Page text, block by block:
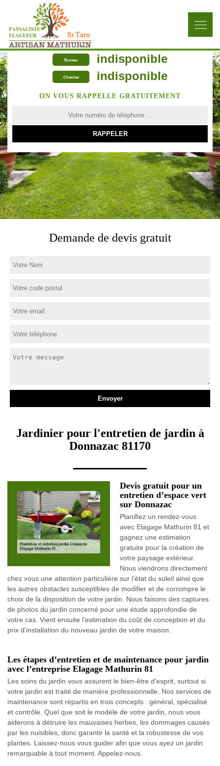
Bureau indisponible
Chantier indisponible
ON VOUS RAPPELLE GRATUITEMENT
Demande de devis gratuit
Jardinier pour l'entretien de jardin à
Donnazac 81170
Devis gratuit pour un
entretien d’espace vert
sur Donnazac
Planifiez un rendez-vous
avec Elagage Mathurin 81 et
gagnez une estimation
gratuite pour la création de
votre paysage extérieur.
Nous viendrons directement
chez vous une attention particulière sur l’état du soleil ainsi que
les autres obstacles susceptibles de modifier et de corrompre le
choix de la disposition de votre jardin. Nous faisons des captures
de photos du jardin concerné pour une étude approfondie de
votre cas. Vient ensuite l'estimation du coût de conception et du
prix d'installation du nouveau jardin de votre maison.
Les étapes d’entretien et de maintenance pour jardin
avec l’entreprise Elagage Mathurin 81
Les soins du jardin vous assurent le bien-être d'esprit, surtout si
votre jardin est traité de manière professionnelle. Nos services de
maintenance sont répartis en trois concepts : général, spécialisé
et contrôle. Quel que soit le modèle de votre jardin, nous vous
aiderons à détruire les mauvaises herbes, les dommages causés
par les nuisibles, donc garantir la santé et la robustesse de vos
plantes. Laissez-nous vous guider afin que vous ayez un jardin
remarquable à tout moment. Appelez-nous.